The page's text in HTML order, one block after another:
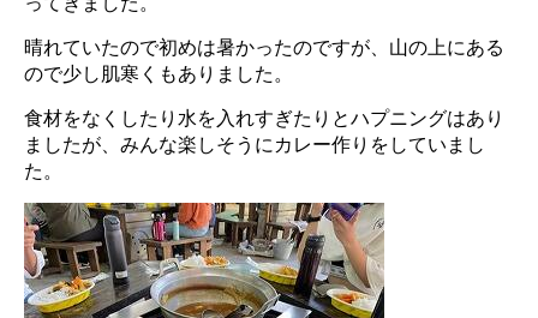
晴れていたので初めは暑かったのですが、山の上にある
ので少し肌寒くもありました。
食材をなくしたり水を入れすぎたりとハプニングはあり
ましたが、みんな楽しそうにカレー作りをしていまし
た。